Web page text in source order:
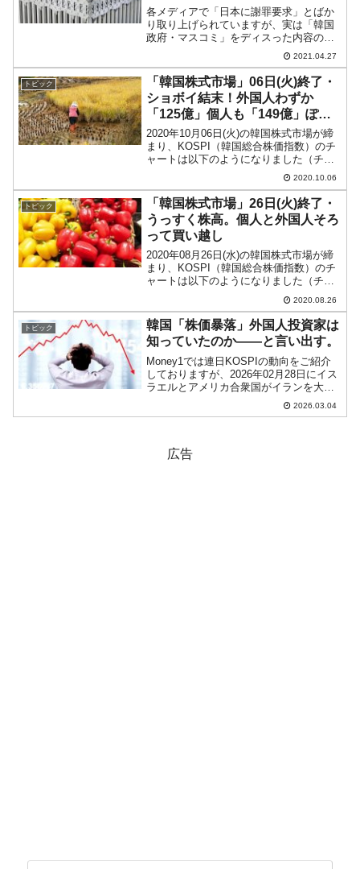
各メディアで「日本に謝罪要求」とばか
り取り上げられていますが、実は「韓国
政府・マスコミ」をディスった内容の非
常に興味深い文書なのです。日本の福島
原発処理水の海洋への放流決定につい
て、韓国がかまびすしい状況になってお
ります。2021年04月2...
2021.04.27
トピック
「韓国株式市場」06日(火)終了・
ショボイ結末！外国人わずか
「125億」個人も「149億」ぽっ
ち
2020年10月06日(火)の韓国株式市場が締
まり、KOSPI（韓国総合株価指数）のチ
ャートは以下のようになりました（チャ
ートは『Investing.com』より引用）。ほ
とんどコマ足となりまして、株価は上昇
したもののなんとも覇気のない感じ...
2020.10.06
トピック
「韓国株式市場」26日(火)終了・
うっすく株高。個人と外国人そろ
って買い越し
2020年08月26日(水)の韓国株式市場が締
まり、KOSPI（韓国総合株価指数）のチ
ャートは以下のようになりました（チャ
ートは『Investing.com』より引用）。ロ
ーソク足の実体部分がほとんどありませ
んが、一応うっすく陽線です。小さ...
2020.08.26
トピック
韓国「株価暴落」外国人投資家は
知っていたのか――と言い出す。
Money1では連日KOSPIの動向をご紹介
しておりますが、2026年02月28日にイス
ラエルとアメリカ合衆国がイランを大規
模空爆して、韓国株式市場にも大きな影
響を与えました。明けて03月02日(月)は
2026.03.04
広告